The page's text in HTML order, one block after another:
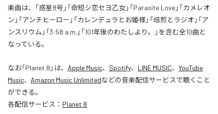
楽曲は、「惑星8号」「命短シ恋セヨ乙女」「Parasite Love」「カメレオ
ン」「アンチヒーロー」「カレンデュラとお姫様」「焙煎とラジオ」「ア
ンスリウム」「3:58 a.m.」「101年後のわたしより。」を含む全10曲と
なっている。
なお「Planet 8 」は、 Apple Music、 Spotify、 LINE MUSIC、 YouTube
Music、 Amazon Music Unlimitedなどの音楽配信サービスで聴くこと
ができる。
各配信サービス： Planet 8